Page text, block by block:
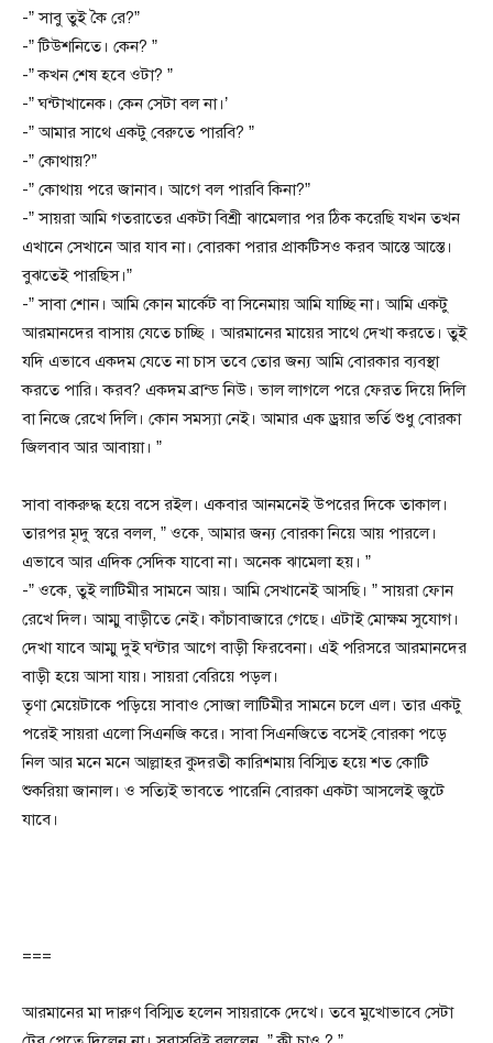
-” সাবু তুই কৈ রে?”
-” টিউশনিতে। কেন? ”
-” কখন শেষ হবে ওটা? ”
-” ঘন্টাখানেক। কেন সেটা বল না।’
-” আমার সাথে একটু বেরুতে পারবি? ”
-” কোথায়?”
-” কোথায় পরে জানাব। আগে বল পারবি কিনা?”
-” সায়রা আমি গতরাতের একটা বিশ্রী ঝামেলার পর ঠিক করেছি যখন তখন
এখানে সেখানে আর যাব না। বোরকা পরার প্রাকটিসও করব আস্তে আস্তে।
বুঝতেই পারছিস।”
-” সাবা শোন। আমি কোন মার্কেট বা সিনেমায় আমি যাচ্ছি না। আমি একটু
আরমানদের বাসায় যেতে চাচ্ছি । আরমানের মায়ের সাথে দেখা করতে। তুই
যদি এভাবে একদম যেতে না চাস তবে তোর জন্য আমি বোরকার ব্যবস্থা
করতে পারি। করব? একদম ব্রান্ড নিউ। ভাল লাগলে পরে ফেরত দিয়ে দিলি
বা নিজে রেখে দিলি। কোন সমস্যা নেই। আমার এক ড্রয়ার ভর্তি শুধু বোরকা
জিলবাব আর আবায়া। ”
সাবা বাকরুদ্ধ হয়ে বসে রইল। একবার আনমনেই উপরের দিকে তাকাল।
তারপর মৃদু স্বরে বলল, ” ওকে, আমার জন্য বোরকা নিয়ে আয় পারলে।
এভাবে আর এদিক সেদিক যাবো না। অনেক ঝামেলা হয়। ”
-” ওকে, তুই লাটিমীর সামনে আয়। আমি সেখানেই আসছি। ” সায়রা ফোন
রেখে দিল। আম্মু বাড়ীতে নেই। কাঁচাবাজারে গেছে। এটাই মোক্ষম সুযোগ।
দেখা যাবে আম্মু দুই ঘন্টার আগে বাড়ী ফিরবেনা। এই পরিসরে আরমানদের
বাড়ী হয়ে আসা যায়। সায়রা বেরিয়ে পড়ল।
তৃণা মেয়েটাকে পড়িয়ে সাবাও সোজা লাটিমীর সামনে চলে এল। তার একটু
পরেই সায়রা এলো সিএনজি করে। সাবা সিএনজিতে বসেই বোরকা পড়ে
নিল আর মনে মনে আল্লাহর কুদরতী কারিশমায় বিস্মিত হয়ে শত কোটি
শুকরিয়া জানাল। ও সত্যিই ভাবতে পারেনি বোরকা একটা আসলেই জুটে
যাবে।
===
আরমানের মা দারুণ বিস্মিত হলেন সায়রাকে দেখে। তবে মুখোভাবে সেটা